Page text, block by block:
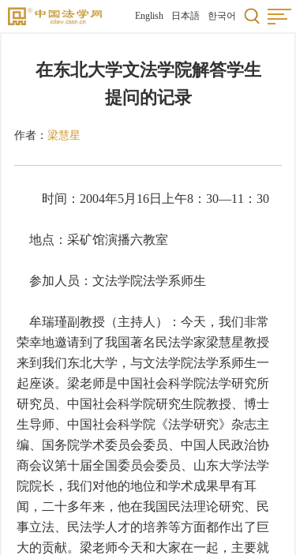
English 日本語 한국어
在东北大学文法学院解答学生
提问的记录
作者： 梁慧星
时间：2004年5月16日上午8：30—11：30
地点：采矿馆演播六教室
参加人员：文法学院法学系师生
牟瑞瑾副教授（主持人）：今天，我们非常
荣幸地邀请到了我国著名民法学家梁慧星教授
来到我们东北大学，与文法学院法学系师生一
起座谈。梁老师是中国社会科学院法学研究所
研究员、中国社会科学院研究生院教授、博士
生导师、中国社会科学院《法学研究》杂志主
编、国务院学术委员会委员、中国人民政治协
商会议第十届全国委员会委员、山东大学法学
院院长，我们对他的地位和学术成果早有耳
闻，二十多年来，他在我国民法理论研究、民
事立法、民法学人才的培养等方面都作出了巨
大的贡献。梁老师今天和大家在一起，主要就